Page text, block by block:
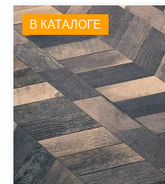
В КАТАЛОГЕ